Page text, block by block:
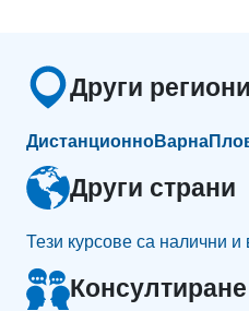
Други
ДистанционноВарна
Други страни
Тези курсове са налични
Консултиране